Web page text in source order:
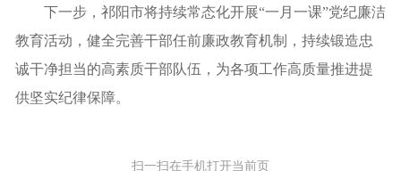
下一步，祁阳市将持续常态化开展“一月一课”党纪廉洁
教育活动，健全完善干部任前廉政教育机制，持续锻造忠
诚干净担当的高素质干部队伍，为各项工作高质量推进提
供坚实纪律保障。
扫一扫在手机打开当前页